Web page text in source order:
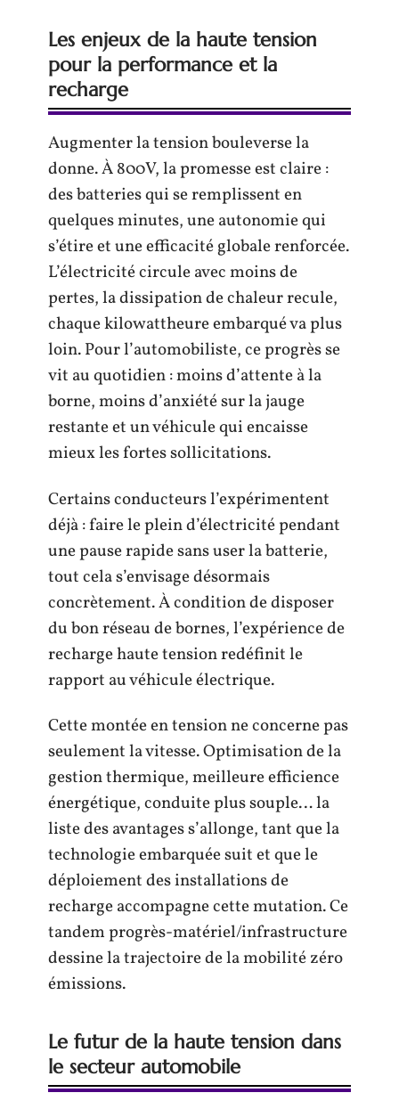
Les enjeux de la haute tension
pour la performance et la
recharge
Augmenter la tension bouleverse la
donne. À 800V, la promesse est claire :
des batteries qui se remplissent en
quelques minutes, une autonomie qui
s’étire et une efficacité globale renforcée.
L’électricité circule avec moins de
pertes, la dissipation de chaleur recule,
chaque kilowattheure embarqué va plus
loin. Pour l’automobiliste, ce progrès se
vit au quotidien : moins d’attente à la
borne, moins d’anxiété sur la jauge
restante et un véhicule qui encaisse
mieux les fortes sollicitations.
Certains conducteurs l’expérimentent
déjà : faire le plein d’électricité pendant
une pause rapide sans user la batterie,
tout cela s’envisage désormais
concrètement. À condition de disposer
du bon réseau de bornes, l’expérience de
recharge haute tension redéfinit le
rapport au véhicule électrique.
Cette montée en tension ne concerne pas
seulement la vitesse. Optimisation de la
gestion thermique, meilleure efficience
énergétique, conduite plus souple… la
liste des avantages s’allonge, tant que la
technologie embarquée suit et que le
déploiement des installations de
recharge accompagne cette mutation. Ce
tandem progrès-matériel/infrastructure
dessine la trajectoire de la mobilité zéro
émissions.
Le futur de la haute tension dans
le secteur automobile